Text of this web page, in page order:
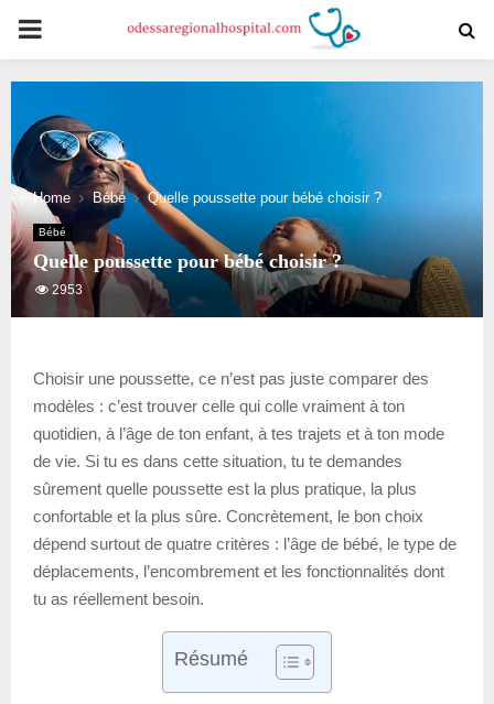
PRIMARY
MENU
Home Bébé Quelle poussette pour bébé choisir ?
Bébé
Quelle poussette pour bébé choisir ?
2953
Choisir une poussette, ce n’est pas juste comparer des
modèles : c’est trouver celle qui colle vraiment à ton
quotidien, à l’âge de ton enfant, à tes trajets et à ton mode
de vie. Si tu es dans cette situation, tu te demandes
sûrement quelle poussette est la plus pratique, la plus
confortable et la plus sûre. Concrètement, le bon choix
dépend surtout de quatre critères : l’âge de bébé, le type de
déplacements, l’encombrement et les fonctionnalités dont
tu as réellement besoin.
Résumé